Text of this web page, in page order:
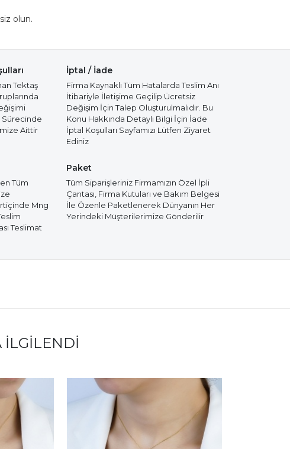
olun.
Tektaş
Sürecinde
Aittir
İptal / İade
Firma Kaynaklı Tüm Hatalarda Teslim Anı
İtibariyle İletişime Geçilip Ücretsiz
Değişim İçin Talep Oluşturulmalıdır. Bu
Konu Hakkında Detaylı Bilgi İçin İade
İptal Koşulları Sayfamızı Lütfen Ziyaret
Ediniz
Tüm
Mng
Teslimat
Paket
Tüm Siparişleriniz Firmamızın Özel İpli
Çantası, Firma Kutuları ve Bakım Belgesi
İle Özenle Paketlenerek Dünyanın Her
Yerindeki Müşterilerimize Gönderilir
İLGILENDI